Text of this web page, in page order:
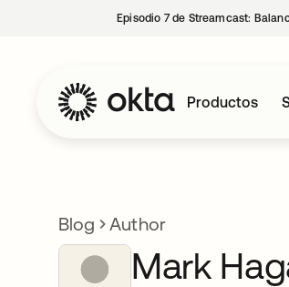
Episodio 7 de Streamcast:
Productos
Blog Author
Mark